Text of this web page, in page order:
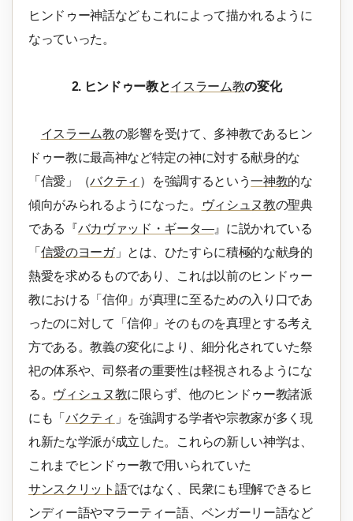
ヒンドゥー神話などもこれによって描かれるように
なっていった。
2. ヒンドゥー教とイスラーム教の変化
イスラーム教の影響を受けて、多神教であるヒン
ドゥー教に最高神など特定の神に対する献身的な
「信愛」（バクティ ）を強調するという一神教的な
傾向がみられるようになった。
ヴィシュヌ教の聖典
である『バカヴァッド・ギータ―』に説かれている
「 信愛のヨーガ」とは、ひたすらに積極的な献身的
熱愛を求めるものであり、これは以前のヒンドゥー
教における「信仰」が真理に至るための入り口であ
ったのに対して「信仰」そのものを真理とする考え
方である。教義の変化により、細分化されていた祭
祀の体系や、司祭者の重要性は軽視されるようにな
る。 ヴィシュヌ教に限らず、他のヒンドゥー教諸派
にも「バクティ 」を強調する学者や宗教家が多く現
れ新たな学派が成立した。これらの新しい神学は、
これまでヒンドゥー教で用いられていた
サンスクリット語ではなく、民衆にも理解できるヒ
ンディー語やマラーティー語、ベンガーリー語など